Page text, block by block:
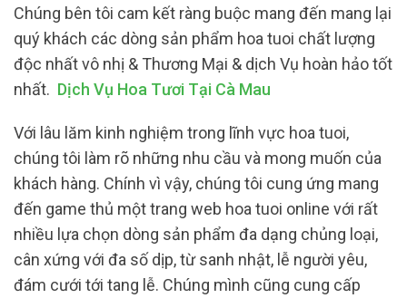
Chúng bên tôi cam kết ràng buộc mang đến mang lại
quý khách các dòng sản phẩm hoa tuoi chất lượng
độc nhất vô nhị & Thương Mại & dịch Vụ hoàn hảo tốt
nhất. Dịch Vụ Hoa Tươi Tại Cà Mau
Với lâu lăm kinh nghiệm trong lĩnh vực hoa tuoi,
chúng tôi làm rõ những nhu cầu và mong muốn của
khách hàng. Chính vì vậy, chúng tôi cung ứng mang
đến game thủ một trang web hoa tuoi online với rất
nhiều lựa chọn dòng sản phẩm đa dạng chủng loại,
cân xứng với đa số dịp, từ sanh nhật, lễ người yêu,
đám cưới tới tang lễ. Chúng mình cũng cung cấp